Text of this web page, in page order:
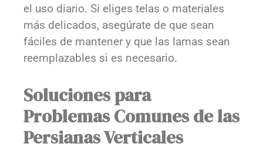
el uso diario. Si eliges telas o materiales
más delicados, asegúrate de que sean
fáciles de mantener y que las lamas sean
reemplazables si es necesario.
Soluciones para
Problemas Comunes de las
Persianas Verticales